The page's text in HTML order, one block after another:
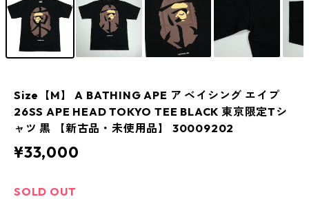
Size【M】 A BATHING APE ア ベイシング エイプ
26SS APE HEAD TOKYO TEE BLACK 東京限定Tシ
ャツ 黒 【新古品・未使用品】 30009202
¥33,000
SOLD OUT